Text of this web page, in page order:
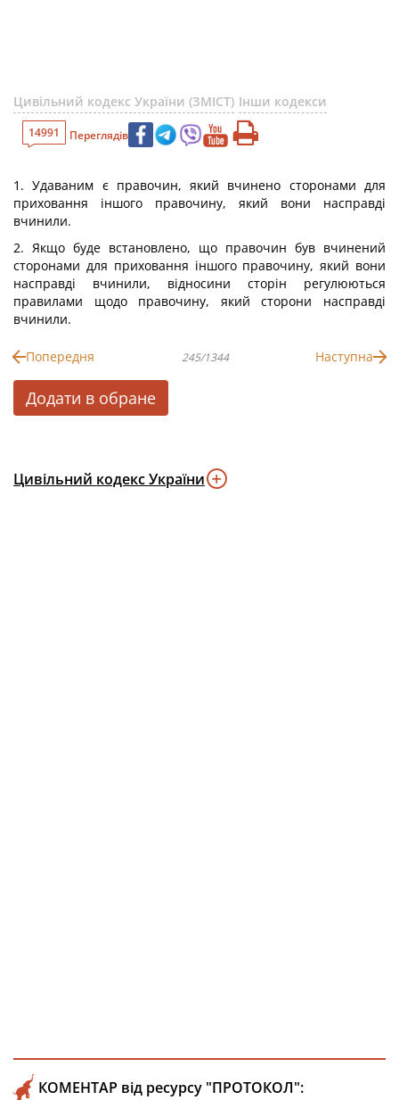
Цивільний кодекс України (ЗМІСТ) Інши кодекси
14991 Переглядів
1. Удаваним є правочин, який вчинено сторонами для
приховання іншого правочину, який вони насправді
вчинили.
2. Якщо буде встановлено, що правочин був вчинений
сторонами для приховання іншого правочину, який вони
насправді вчинили, відносини сторін регулюються
правилами щодо правочину, який сторони насправді
вчинили.
Попередня 245/1344 Наступна
Додати в обране
Цивільний кодекс України
КОМЕНТАР від ресурсу "ПРОТОКОЛ":